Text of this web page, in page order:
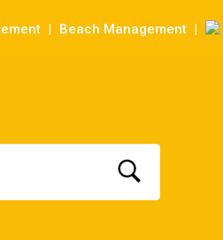
Beach Management